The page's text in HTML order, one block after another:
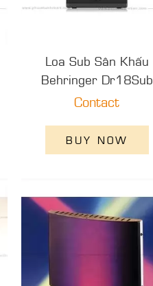
Loa Sub Sân Khấu
Behringer Dr18Sub
Contact
BUY NOW